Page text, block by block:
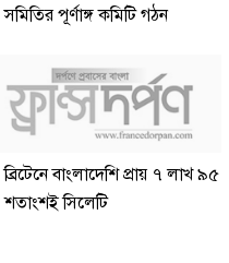
সমিতির পূর্ণাঙ্গ কমিটি গঠন
ব্রিটেনে বাংলাদেশি প্রায় ৭ লাখ ৯৫
শতাংশই সিলেটি